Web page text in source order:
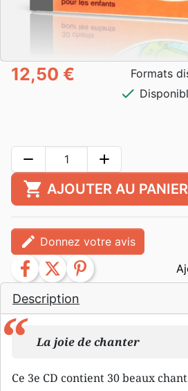
Description
La joie de chanter
Ce 3e CD contient 30 beaux
12,50 € Formats
check
remove add
shopping_cart AJOUTER AU PANIER
edit Donnez votre avis
facebook twitter pinterest